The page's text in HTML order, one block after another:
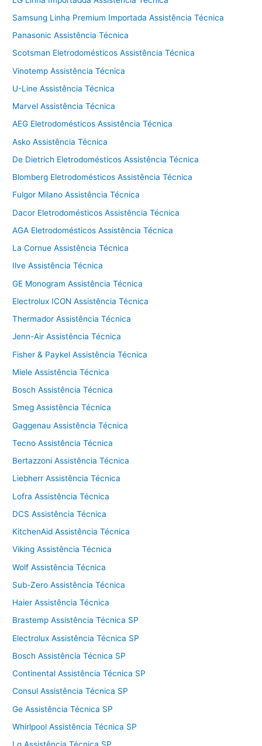
Samsung Linha Premium Importada Assistência Técnica
Panasonic Assistência Técnica
Scotsman Eletrodomésticos Assistência Técnica
Vinotemp Assistência Técnica
U-Line Assistência Técnica
Marvel Assistência Técnica
AEG Eletrodomésticos Assistência Técnica
Asko Assistência Técnica
De Dietrich Eletrodomésticos Assistência Técnica
Blomberg Eletrodomésticos Assistência Técnica
Fulgor Milano Assistência Técnica
Dacor Eletrodomésticos Assistência Técnica
AGA Eletrodomésticos Assistência Técnica
La Cornue Assistência Técnica
Ilve Assistência Técnica
GE Monogram Assistência Técnica
Electrolux ICON Assistência Técnica
Thermador Assistência Técnica
Jenn-Air Assistência Técnica
Fisher & Paykel Assistência Técnica
Miele Assistência Técnica
Bosch Assistência Técnica
Smeg Assistência Técnica
Gaggenau Assistência Técnica
Tecno Assistência Técnica
Bertazzoni Assistência Técnica
Liebherr Assistência Técnica
Lofra Assistência Técnica
DCS Assistência Técnica
KitchenAid Assistência Técnica
Viking Assistência Técnica
Wolf Assistência Técnica
Sub-Zero Assistência Técnica
Haier Assistência Técnica
Brastemp Assistência Técnica SP
Electrolux Assistência Técnica SP
Bosch Assistência Técnica SP
Continental Assistência Técnica SP
Consul Assistência Técnica SP
Ge Assistência Técnica SP
Whirlpool Assistência Técnica SP